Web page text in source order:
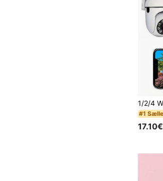
#1
17.10€